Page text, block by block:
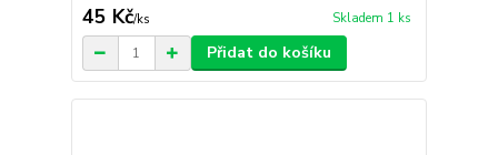
45 Kč/ks Skladem 1 ks
Přidat do košíku